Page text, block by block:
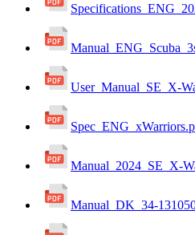
User_Manual_SE_X-
Manual_2024_SE_X-
Manual_DK_34-